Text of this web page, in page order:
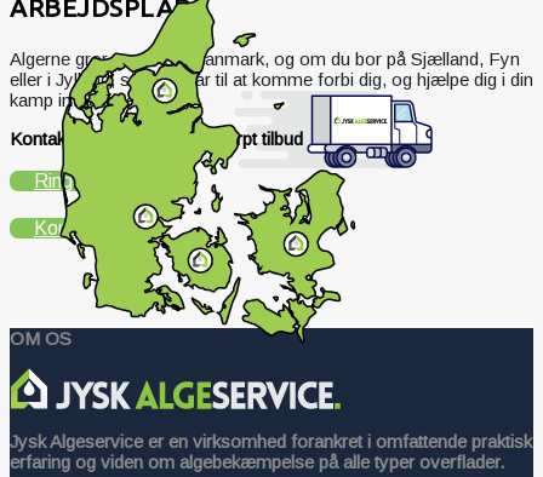
ARBEJDSPLADS
Algerne gror over hele Danmark, og om du bor på Sjælland, Fyn
eller i Jylland, så er vi klar til at komme forbi dig, og hjælpe dig i din
kamp imod algerne.
Kontakt os i dag og få et skarpt tilbud
Ring
Kontakt os
OM OS
Jysk Algeservice er en virksomhed forankret i omfattende praktisk
erfaring og viden om algebekæmpelse på alle typer overflader.